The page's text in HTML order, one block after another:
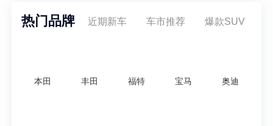
热门品牌 近期新车 车市推荐 爆款SUV
本田 丰田 福特 宝马 奥迪